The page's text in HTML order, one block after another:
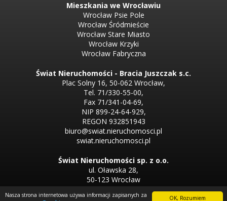
OK, Rozumiem
Nasza strona internetowa używa informacji zapisanych za
Mieszkania we Wrocławiu
Wrocław Psie Pole
Wrocław Śródmieście
Wrocław Stare Miasto
Wrocław Krzyki
Wrocław Fabryczna
Świat Nieruchomości - Bracia Juszczak s.c.
Plac Solny 16, 50-062 Wrocław,
Tel. 71/330-55-00,
Fax 71/341-04-69,
NIP 899-24-64-929,
REGON 932851943
biuro@swiat.nieruchomosci.pl
swiat.nieruchomosci.pl
Świat Nieruchomości sp. z o.o.
ul. Oławska 28,
50-123 Wrocław
Tel. 71/330-33-00